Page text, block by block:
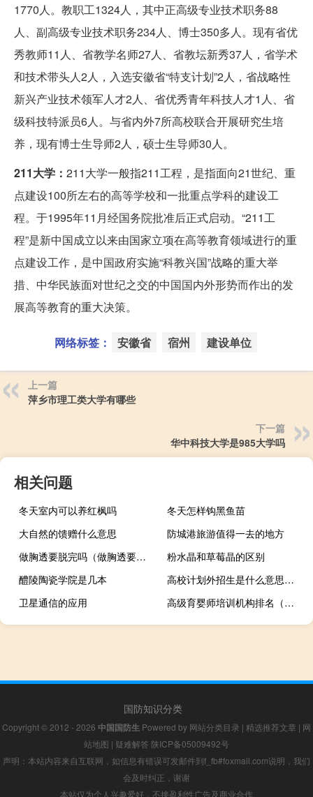
1770人。教职工1324人，其中正高级专业技术职务88
人、副高级专业技术职务234人、博士350多人。现有省优
秀教师11人、省教学名师27人、省教坛新秀37人，省学术
和技术带头人2人，入选安徽省“特支计划”2人，省战略性
新兴产业技术领军人才2人、省优秀青年科技人才1人、省
级科技特派员6人。与省内外7所高校联合开展研究生培
养，现有博士生导师2人，硕士生导师30人。
211大学： 211大学一般指211工程，是指面向21世纪、重
点建设100所左右的高等学校和一批重点学科的建设工
程。于1995年11月经国务院批准后正式启动。“211工
程”是新中国成立以来由国家立项在高等教育领域进行的重
点建设工作，是中国政府实施“科教兴国”战略的重大举
措、中华民族面对世纪之交的中国国内外形势而作出的发
展高等教育的重大决策。
网络标签： 安徽省 宿州 建设单位
上一篇
萍乡市理工类大学有哪些
下一篇
华中科技大学是985大学吗
相关问题
冬天室内可以养红枫吗
冬天怎样钩黑鱼苗
大自然的馈赠什么意思
防城港旅游值得一去的地方
做胸透要脱完吗（做胸透要脱内衣吗）
粉水晶和草莓晶的区别
醴陵陶瓷学院是几本
高校计划外招生是什么意思（计划外招生是什么意思）
卫星通信的应用
高级育婴师培训机构排名（高级育婴师培训机构）
国防知识分类
Copyright © 2012 - 2026 中国国防生 Powered by 网站分类目录 | 精选推荐文章 | 网
站地图 | 疑难解答 陕ICP备05009492号
声明：本站内容来自互联网，如信息有错误可发邮件到f_fb#foxmail.com说明，我们
会及时纠正，谢谢
本站仅为个人兴趣爱好，不接盈利性广告及商业合作